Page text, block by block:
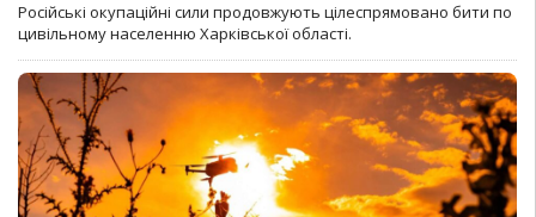
Російські окупаційні сили продовжують цілеспрямовано бити по
цивільному населенню Харківської області.